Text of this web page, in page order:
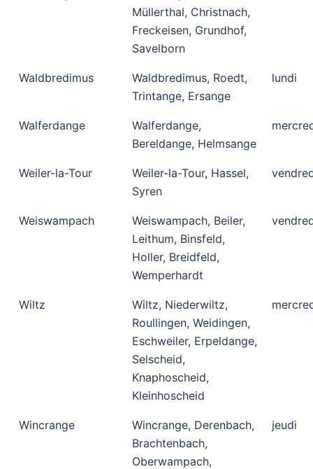
Müllerthal, Christnach,
Freckeisen, Grundhof,
Savelborn
Waldbredimus
Waldbredimus, Roedt,
Trintange, Ersange
lundi
Walferdange
Walferdange,
Bereldange, Helmsange
Weiler-la-Tour
Weiler-la-Tour, Hassel,
Syren
Weiswampach
Weiswampach, Beiler,
Leithum, Binsfeld,
Holler, Breidfeld,
Wemperhardt
Wiltz
Wiltz, Niederwiltz,
Roullingen, Weidingen,
Eschweiler, Erpeldange,
Selscheid,
Knaphoscheid,
Kleinhoscheid
Wincrange
Wincrange, Derenbach,
Brachtenbach,
Oberwampach,
jeudi